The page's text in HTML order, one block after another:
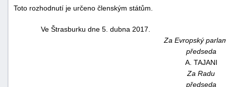
Toto rozhodnutí je určeno členským státům.
Ve Štrasburku dne 5. dubna 2017.
Za Evropský
předseda
A. TAJANI
Za Radu
předseda